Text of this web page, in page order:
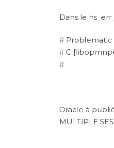
Dans le
# Problematic
# C
#
Oracle à
MULTIPLE